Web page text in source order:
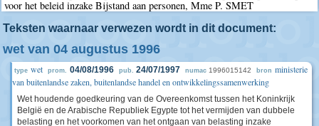
voor het beleid inzake Bijstand aan personen, Mme P. SMET
Teksten waarnaar verwezen wordt in dit document:
wet van 04 augustus 1996
type wet prom. 04/08/1996 pub. 24/07/1997 numac 1996015142 bron ministerie
van buitenlandse zaken, buitenlandse handel en ontwikkelingssamenwerking
Wet houdende goedkeuring van de Overeenkomst tussen het Koninkrijk
België en de Arabische Republiek Egypte tot het vermijden van dubbele
belasting en het voorkomen van het ontgaan van belasting inzake